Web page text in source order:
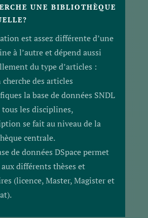
UNE BIBLIOTHÈQUE
est assez différente d’une
à l’autre et dépend aussi
du type d’articles :
cherche des articles
la base de données SNDL
tous les disciplines,
se fait au niveau de la
centrale.
de données DSpace permet
aux différents thèses et
(licence, Master, Magister et